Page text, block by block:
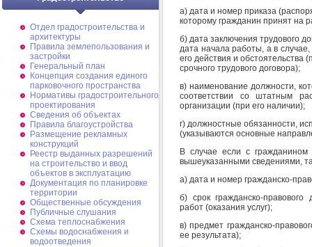
Отдел градостроительства и
архитектуры
Правила землепользования и
застройки
Генеральный план
Концепция создания единого
парковочного пространства
Нормативы градостроительного
проектирования
Сведения об объектах
Правила благоустройства
Размещение рекламных
конструкций
Реестр выданных разрешений
на строительство и ввод
объектов в эксплуатацию
Документация по планировке
территории
Общественные обсуждения
Публичные слушания
Схема теплоснабжения
Схемы водоснабжения и
водоотведения
а) дата и номер приказа
которому гражданин принят на
б) дата заключения трудового
дата начала работы, а в
его действия и
срочного трудового договора);
в) наименование должности,
соответствии со штатным
организации (при его наличии);
г) должностные обязанности,
(указываются основные
В случае если с гражданином
вышеуказанными сведениями,
а) дата и номер гражданско-
б) срок гражданско-
работ (оказания услуг);
в) предмет гражданско-
ее результата);